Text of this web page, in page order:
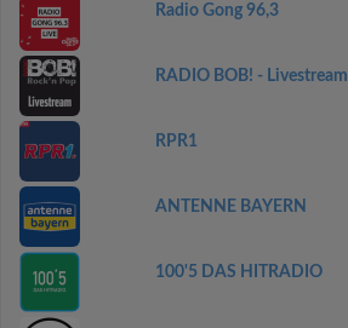
Radio Gong 96,3
RADIO BOB! - Livestream
RPR1
ANTENNE BAYERN
100'5 DAS HITRADIO